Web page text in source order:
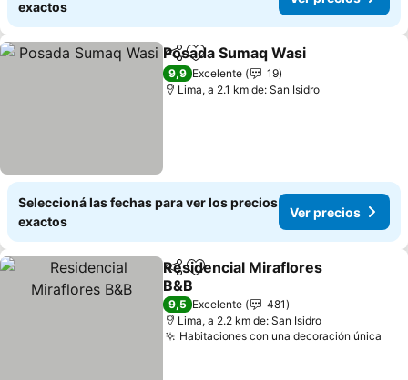
exactos
CompartirAñadir a favoritos
Posada Sumaq Wasi
9,9 Excelente
19
Lima, a 2.1 km de: San Isidro
Seleccioná las fechas para ver los precios
exactos
Ver precios
CompartirAñadir a favoritos
Residencial Miraflores
B&B
9,5 Excelente
481
Lima, a 2.2 km de: San Isidro
Habitaciones con una decoración única